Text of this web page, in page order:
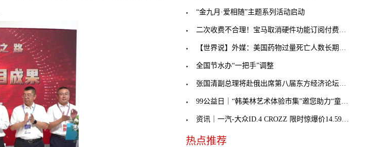
“金九月·爱相随”主题系列活动启动
二次收费不合理！宝马取消硬件功能订阅付费，奔驰不
【世界说】外媒：美国药物过量死亡人数长期处于历史
全国节水办“一把手”调整
张国清副总理将赴俄出席第八届东方经济论坛，外交部
99公益日｜“韩美林艺术体验市集”邀您助力“童音童
资讯｜一汽-大众ID.4 CROZZ 限时惊爆价14.59万元起
热点推荐